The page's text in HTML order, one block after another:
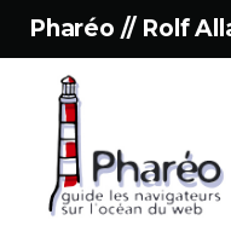
Pharéo // Rolf